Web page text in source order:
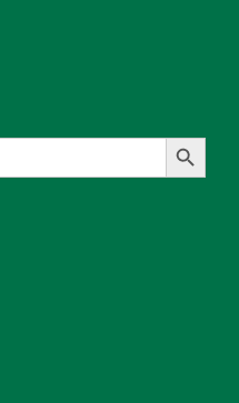
Search Button